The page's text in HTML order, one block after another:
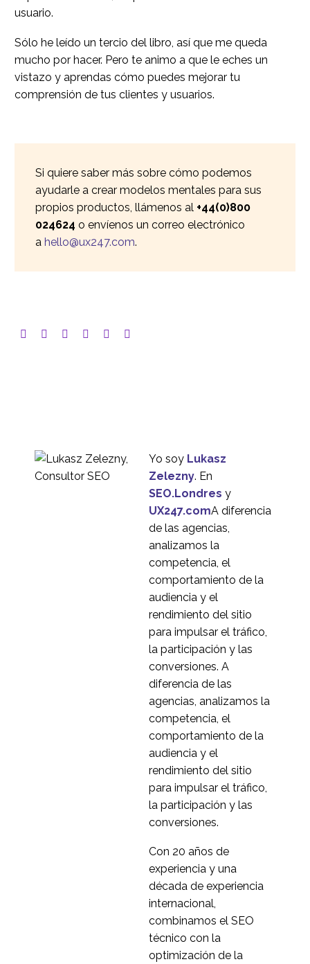
usuario.
Sólo he leído un tercio del libro, así que me queda
mucho por hacer. Pero te animo a que le eches un
vistazo y aprendas cómo puedes mejorar tu
comprensión de tus clientes y usuarios.
Si quiere saber más sobre cómo podemos
ayudarle a crear modelos mentales para sus
propios productos, llámenos al +44(0)800
024624 o envíenos un correo electrónico
a hello@ux247.com.
Yo soy Lukasz
Zelezny. En
SEO.Londres y
UX247.comA diferencia
de las agencias,
analizamos la
competencia, el
comportamiento de la
audiencia y el
rendimiento del sitio
para impulsar el tráfico,
la participación y las
conversiones. A
diferencia de las
agencias, analizamos la
competencia, el
comportamiento de la
audiencia y el
rendimiento del sitio
para impulsar el tráfico,
la participación y las
conversiones.
Con 20 años de
experiencia y una
década de experiencia
internacional,
combinamos el SEO
técnico con la
optimización de la